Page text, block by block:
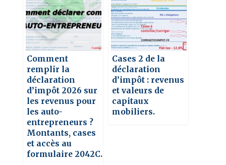
Comment
remplir la
déclaration
d’impôt 2026 sur
les revenus pour
les auto-
entrepreneurs ?
Montants, cases
et accès au
formulaire 2042C.
Cases 2 de la
déclaration
d’impôt : revenus
et valeurs de
capitaux
mobiliers.